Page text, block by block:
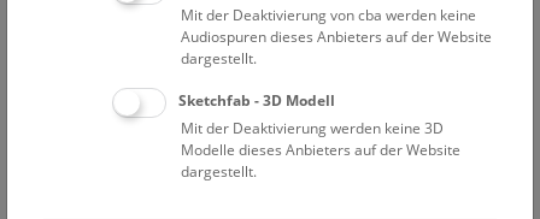
Krb Gabriele
Mitarbeiterin in der Außenstelle in Petronell
Mitarbeiterin Sekretariat
Mahmoud Kamelia
Museumspädagogische Vermittlung
Mit der Deaktivierung von cba werden keine
Audiospuren dieses Anbieters auf der Website
dargestellt.
Sketchfab - 3D Modell
Mit der Deaktivierung werden keine 3D
Modelle dieses Anbieters auf der Website
dargestellt.